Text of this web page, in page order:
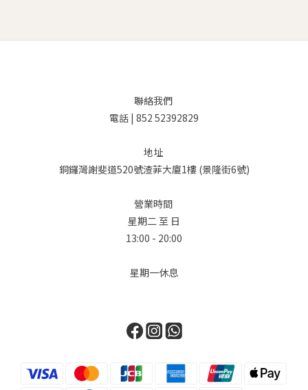
聯絡我們
電話 | 852 52392829
地址
銅鑼灣謝斐道520號渣菲大廈1樓 (景隆街6號)
營業時間
星期二 至 日
13:00 - 20:00
星期一休息